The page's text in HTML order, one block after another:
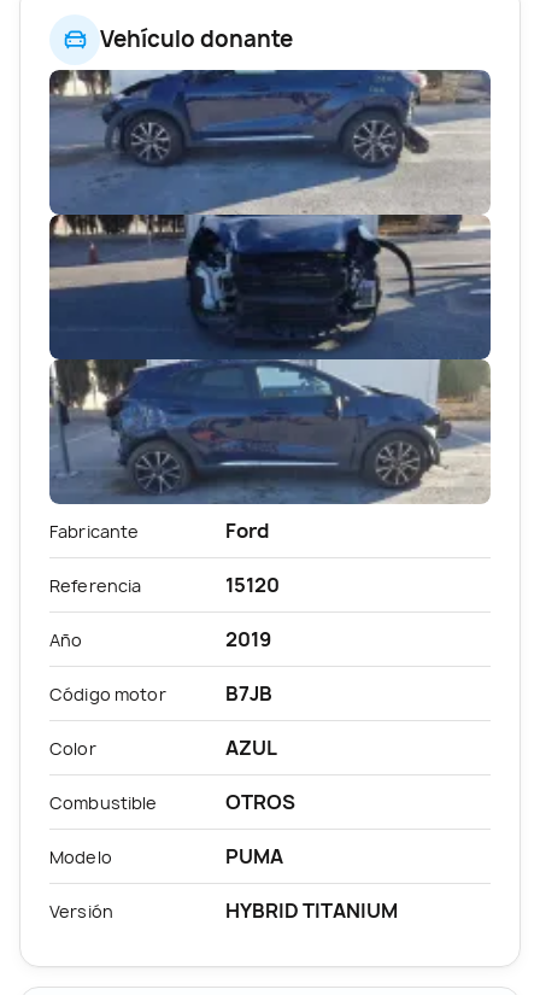
Vehículo donante
Fabricante Ford
Referencia 15120
Año 2019
Código motor B7JB
Color AZUL
Combustible OTROS
Modelo PUMA
Versión HYBRID TITANIUM